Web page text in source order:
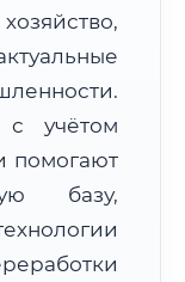
Дистанционно
с учётом
помогают
базу,